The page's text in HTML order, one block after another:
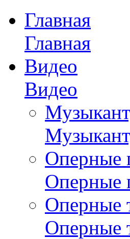
Главная
Главная
Видео
Видео
Оперные
Оперные
Оперные
Оперные